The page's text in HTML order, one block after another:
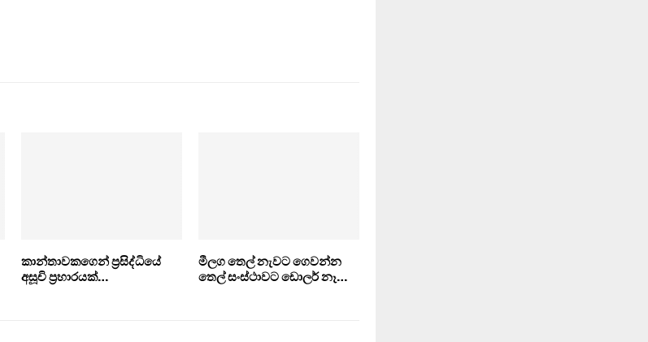
කාන්තාවකගෙන් ප‍්‍රසිද්ධියේ
අසූචි ප‍්‍රහාරයක්…
මීලග තෙල් නැවට ගෙවන්න
තෙල් සංස්ථාවට ඩොලර් නෑ…